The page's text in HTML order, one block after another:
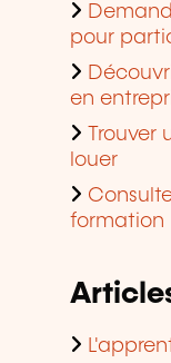
pour
en
louer
formation